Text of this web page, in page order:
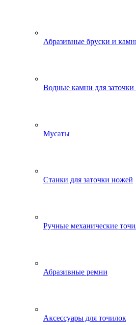
Абразивные бруски и
Водные камни для
Мусаты
Станки для заточки ножей
Ручные механические
Абразивные ремни
Аксессуары для точилок